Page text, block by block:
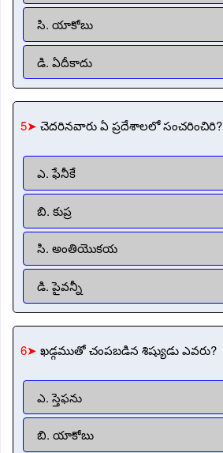
సి. యాకోబు
డి. ఏదీకాదు
5➤ చెదరినవారు ఏ ప్రదేశాలలో సంచరించిరి?
ఎ. ఫేనీకే
బి. కుప్ర
సి. అంతియొకయ
డి. పైవన్నీ
6➤ ఖడ్గముతో చంపబడిన శిష్యుడు ఎవరు?
ఎ. స్తెఫను
బి. యాకోబు